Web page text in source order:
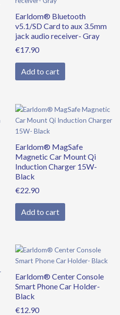
Earldom® Bluetooth
v5.1/SD Card to aux 3.5mm
jack audio receiver- Gray
€17.90
Add to cart
Earldom® MagSafe
Magnetic Car Mount Qi
Induction Charger 15W-
Black
€22.90
Add to cart
Earldom® Center Console
Smart Phone Car Holder-
Black
€12.90